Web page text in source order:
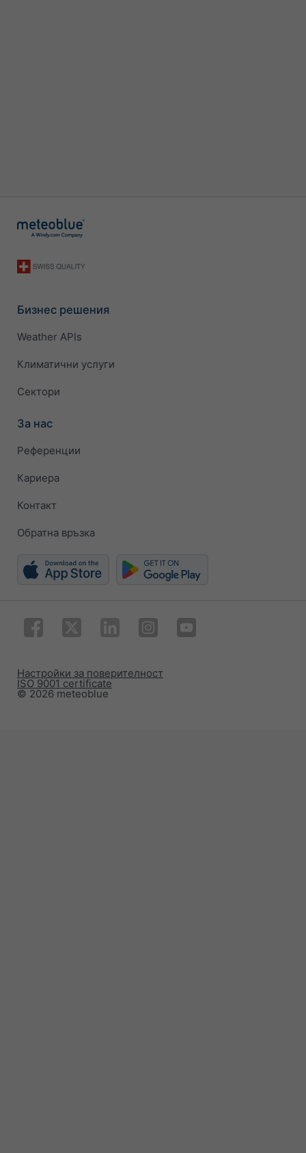
Бизнес решения
Weather APIs
Климатични услуги
Сектори
За нас
Референции
Кариера
Контакт
Обратна връзка
© 2026 meteoblue
ISO 9001 certificate
Настройки за поверителност